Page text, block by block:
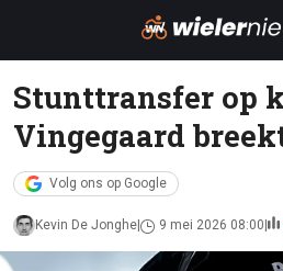
Stunttransfer op
Vingegaard
Volg ons op Google
Kevin De Jonghe 9 mei 2026 08:00